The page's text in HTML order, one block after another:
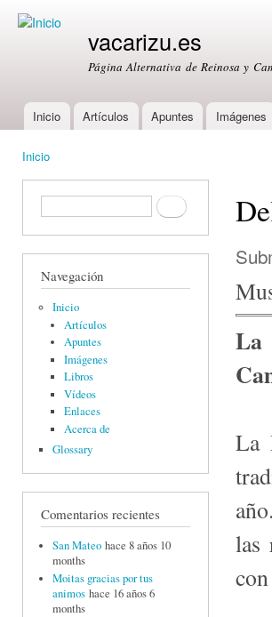
vacarizu.es
Página Alternativa de Reinosa y
Main menu
Inicio Artículos Apuntes Imágenes
Inicio
Formulario de búsquedaBuscar
Navegación
Inicio
Artículos
Apuntes
Imágenes
Libros
Vídeos
Enlaces
Acerca de
Glossary
Comentarios recientes
San Mateo hace 8 años 10
months
Moitas gracias por tus
animos hace 16 años 6
months
La
La
las